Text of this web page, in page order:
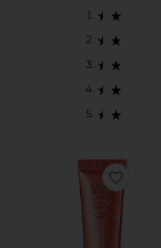
Favorite